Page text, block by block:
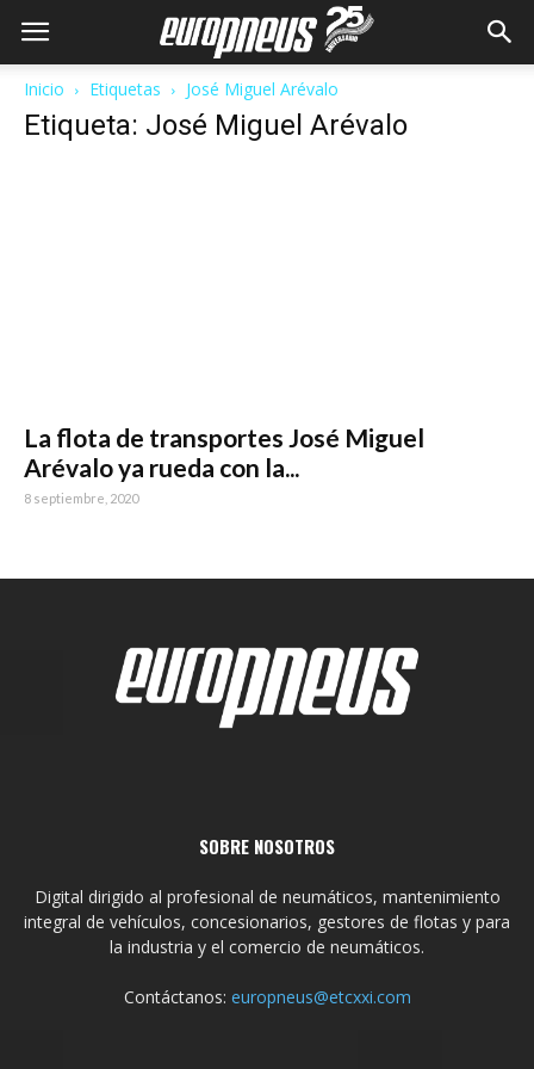
Inicio Etiquetas José Miguel Arévalo
Etiqueta: José Miguel Arévalo
La flota de transportes José Miguel
Arévalo ya rueda con la...
8 septiembre, 2020
SOBRE NOSOTROS
Digital dirigido al profesional de neumáticos, mantenimiento
integral de vehículos, concesionarios, gestores de flotas y para
la industria y el comercio de neumáticos.
Contáctanos: europneus@etcxxi.com